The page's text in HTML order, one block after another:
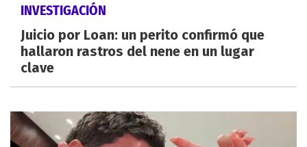
INVESTIGACIÓN
Juicio por Loan: un perito confirmó que
hallaron rastros del nene en un lugar
clave